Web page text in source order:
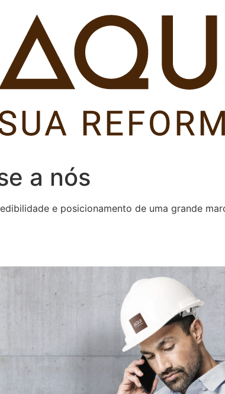
a nós
e posicionamento de uma grande